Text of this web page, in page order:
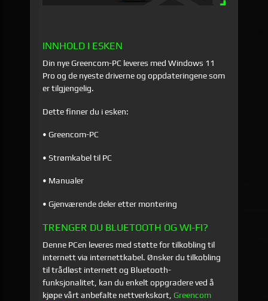
INNHOLD I ESKEN
Din nye Greencom-PC leveres med Windows 11
Pro og de nyeste driverne og oppdateringene som
er tilgjengelig.
Dette finner du i esken:
• Greencom-PC
• Strømkabel til PC
• Manualer
• Gjenværende deler etter montering
TRENGER DU BLUETOOTH OG WI-FI?
Denne PCen leveres med støtte for tilkobling til
internett via internettkabel. Ønsker du tilkobling
til trådløst internett og Bluetooth-
funksjonalitet, kan du enkelt oppgradere ved å
kjøpe vårt anbefalte nettverkskort, Greencom